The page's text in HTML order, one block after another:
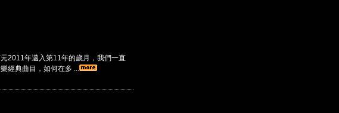
2011年邁入第11年的歲月，我們一直
經典曲目，如何在多 ...